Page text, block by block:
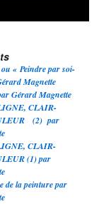
« Peindre par soi-
Magnette
Gérard Magnette
CLAIR-
(2) par
CLAIR-
(1) par
de la peinture par